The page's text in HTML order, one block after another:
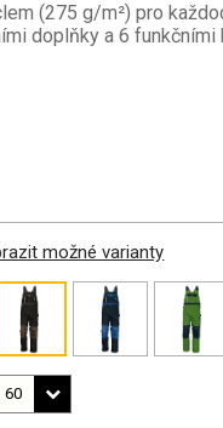
(275 g/m²) pro
doplňky a 6 funkčními
možné varianty